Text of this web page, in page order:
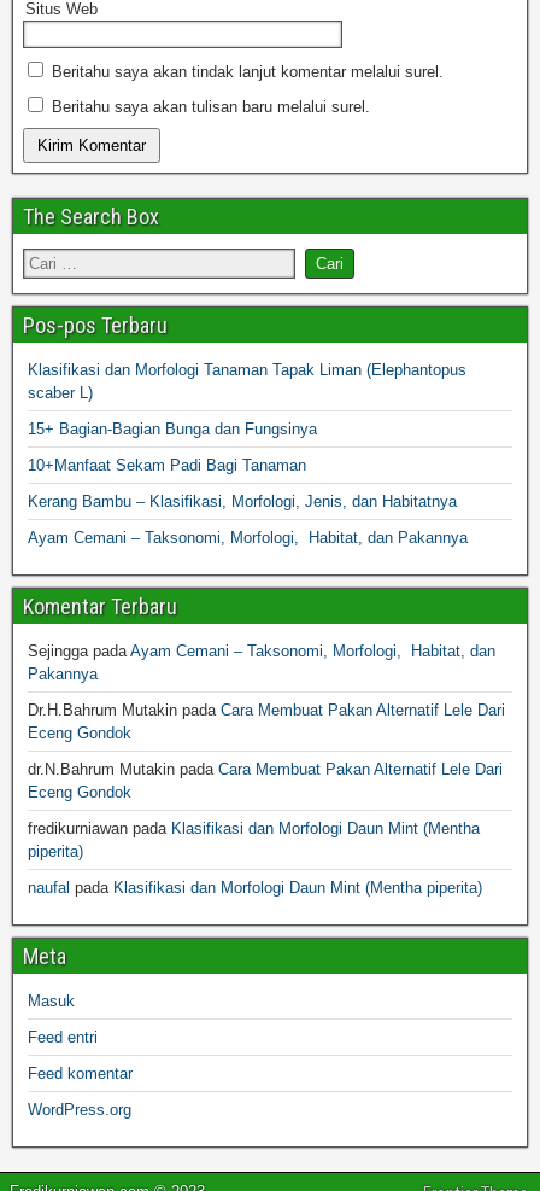
Situs Web
Beritahu saya akan tindak lanjut komentar melalui surel.
Beritahu saya akan tulisan baru melalui surel.
The Search Box
Pos-pos Terbaru
Klasifikasi dan Morfologi Tanaman Tapak Liman (Elephantopus
scaber L)
15+ Bagian-Bagian Bunga dan Fungsinya
10+Manfaat Sekam Padi Bagi Tanaman
Kerang Bambu – Klasifikasi, Morfologi, Jenis, dan Habitatnya
Ayam Cemani – Taksonomi, Morfologi, Habitat, dan Pakannya
Komentar Terbaru
SejinggapadaAyam Cemani – Taksonomi, Morfologi, Habitat, dan
Pakannya
Dr.H.Bahrum Mutakin pada Cara Membuat Pakan Alternatif Lele Dari
Eceng Gondok
dr.N.Bahrum Mutakin pada Cara Membuat Pakan Alternatif Lele Dari
Eceng Gondok
fredikurniawan pada Klasifikasi dan Morfologi Daun Mint (Mentha
piperita)
naufal pada Klasifikasi dan Morfologi Daun Mint (Mentha piperita)
Meta
Masuk
Feed entri
Feed komentar
WordPress.org